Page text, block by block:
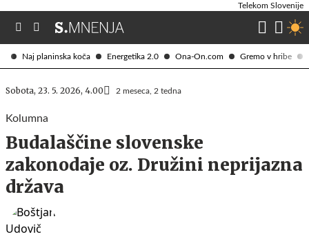
Naj planinska koča Energetika 2.0 Ona-On.com Gremo v hribe
Telekom Slovenije
Sobota, 23. 5. 2026, 4.00 2 meseca, 2 tedna
Kolumna
Budalaščine slovenske
zakonodaje oz. Družini neprijazna
država